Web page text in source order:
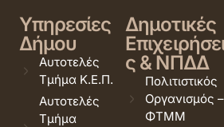
Υπηρεσίες
Δήμου
Αυτοτελές
Τμήμα Κ.Ε.Π.
Αυτοτελές
Τμήμα
Δημοτικές
ς & ΝΠΔΔ
Πολιτιστικός
Οργανισμός –
ΦΤΜΜ